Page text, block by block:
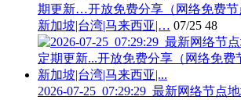
期更新…开放免费分享（网络免费节
新加坡|台湾|马来西亚|… 07/25 48
2026-07-25_07:29:29_最新网络节点